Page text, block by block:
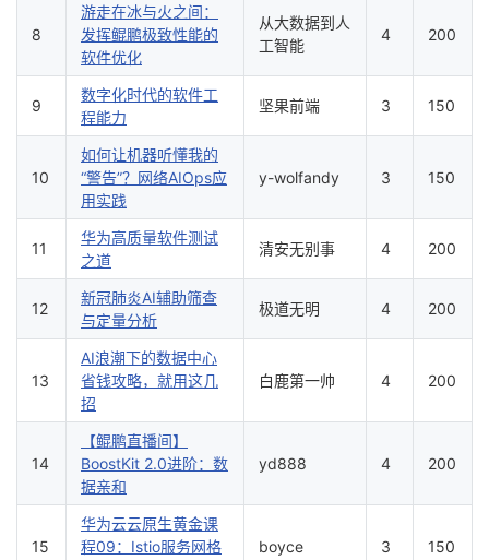
8
游走在冰与火之间：
发挥鲲鹏极致性能的
软件优化
从大数据到人
工智能
4 200
9
数字化时代的软件工
程能力
坚果前端 3 150
10
如何让机器听懂我的
“警告”？网络AIOps应
用实践
y-wolfandy 3 150
11
华为高质量软件测试
之道
清安无别事 4 200
12
新冠肺炎AI辅助筛查
与定量分析
极道无明 4 200
13
AI浪潮下的数据中心
省钱攻略，就用这几
招
白鹿第一帅 4 200
14
【鲲鹏直播间】
BoostKit 2.0进阶：数
据亲和
yd888 4 200
15
华为云云原生黄金课
程09：Istio服务网格
boyce 3 150